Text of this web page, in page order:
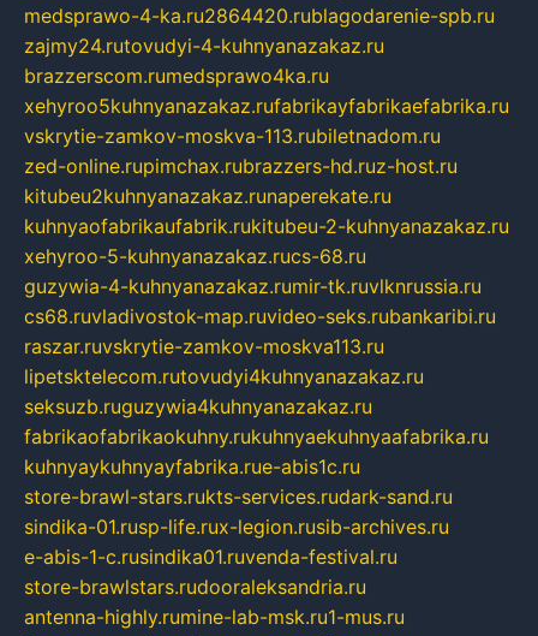
medsprawo-4-ka.ru2864420.rublagodarenie-spb.ru
zajmy24.rutovudyi-4-kuhnyanazakaz.ru
brazzerscom.rumedsprawo4ka.ru
xehyroo5kuhnyanazakaz.rufabrikayfabrikaefabrika.ru
vskrytie-zamkov-moskva-113.rubiletnadom.ru
zed-online.rupimchax.rubrazzers-hd.ruz-host.ru
kitubeu2kuhnyanazakaz.runaperekate.ru
kuhnyaofabrikaufabrik.rukitubeu-2-kuhnyanazakaz.ru
xehyroo-5-kuhnyanazakaz.rucs-68.ru
guzywia-4-kuhnyanazakaz.rumir-tk.ruvlknrussia.ru
cs68.ruvladivostok-map.ruvideo-seks.rubankaribi.ru
raszar.ruvskrytie-zamkov-moskva113.ru
lipetsktelecom.rutovudyi4kuhnyanazakaz.ru
seksuzb.ruguzywia4kuhnyanazakaz.ru
fabrikaofabrikaokuhny.rukuhnyaekuhnyaafabrika.ru
kuhnyaykuhnyayfabrika.rue-abis1c.ru
store-brawl-stars.rukts-services.rudark-sand.ru
sindika-01.rusp-life.rux-legion.rusib-archives.ru
e-abis-1-c.rusindika01.ruvenda-festival.ru
store-brawlstars.rudooraleksandria.ru
antenna-highly.rumine-lab-msk.ru1-mus.ru